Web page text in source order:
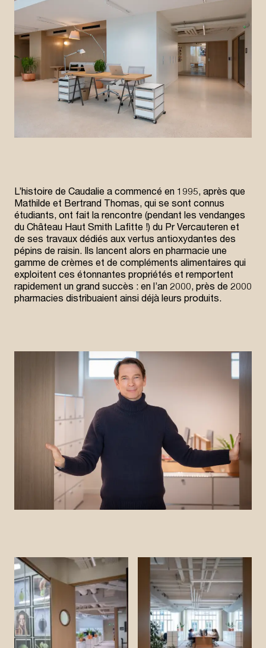
L’histoire de Caudalie a commencé en 1995, après que
Mathilde et Bertrand Thomas, qui se sont connus
étudiants, ont fait la rencontre (pendant les vendanges
du Château Haut Smith Lafitte !) du Pr Vercauteren et
de ses travaux dédiés aux vertus antioxydantes des
pépins de raisin. Ils lancent alors en pharmacie une
gamme de crèmes et de compléments alimentaires qui
exploitent ces étonnantes propriétés et remportent
rapidement un grand succès : en l’an 2000, près de 2000
pharmacies distribuaient ainsi déjà leurs produits.